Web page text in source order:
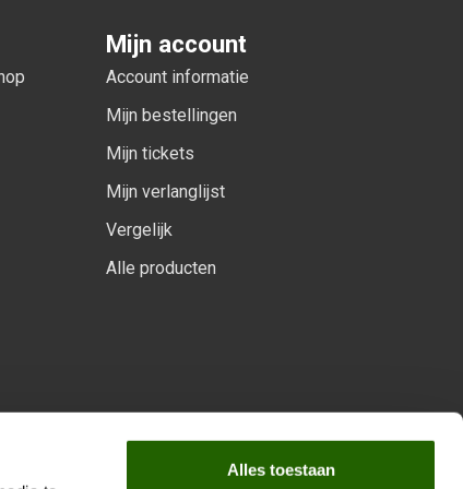
Alles toestaan
Mijn account
Account informatie
Mijn bestellingen
Mijn tickets
Mijn verlanglijst
Vergelijk
Alle producten